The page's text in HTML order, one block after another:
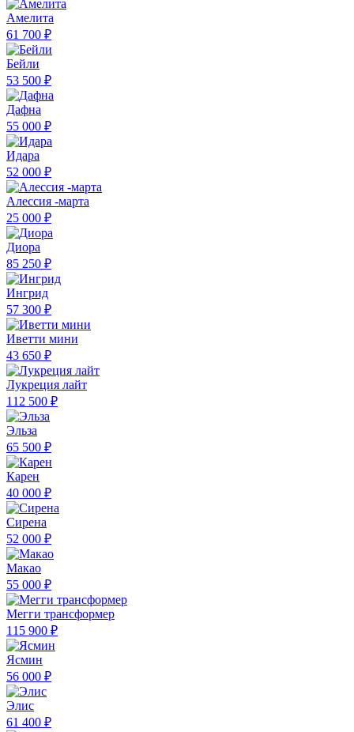
Амелита
61 700 ₽
Бейли
53 500 ₽
Дафна
55 000 ₽
Идара
52 000 ₽
Алессия -марта
25 000 ₽
Диора
85 250 ₽
Ингрид
57 300 ₽
Иветти мини
43 650 ₽
Лукреция лайт
112 500 ₽
Эльза
65 500 ₽
Карен
40 000 ₽
Сирена
52 000 ₽
Макао
55 000 ₽
Мегги трансформер
115 900 ₽
Ясмин
56 000 ₽
Элис
61 400 ₽